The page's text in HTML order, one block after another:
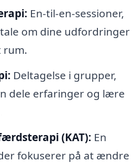
En-til-en-sessioner,
om dine udfordringer
Deltagelse i grupper,
dele erfaringer og lære
(KAT): En
fokuserer på at ændre